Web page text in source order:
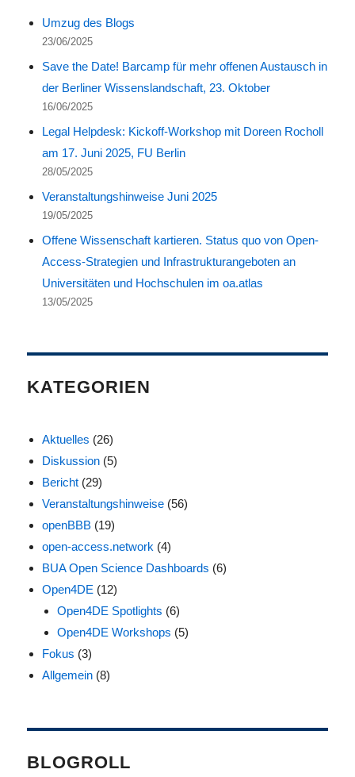
Umzug des Blogs
23/06/2025
Save the Date! Barcamp für mehr offenen Austausch in
der Berliner Wissenslandschaft, 23. Oktober
16/06/2025
Legal Helpdesk: Kickoff-Workshop mit Doreen Rocholl
am 17. Juni 2025, FU Berlin
28/05/2025
Veranstaltungshinweise Juni 2025
19/05/2025
Offene Wissenschaft kartieren. Status quo von Open-
Access-Strategien und Infrastrukturangeboten an
Universitäten und Hochschulen im oa.atlas
13/05/2025
KATEGORIEN
Aktuelles (26)
Diskussion (5)
Bericht (29)
Veranstaltungshinweise (56)
openBBB (19)
open-access.network (4)
BUA Open Science Dashboards (6)
Open4DE (12)
Open4DE Spotlights (6)
Open4DE Workshops (5)
Fokus (3)
Allgemein (8)
BLOGROLL